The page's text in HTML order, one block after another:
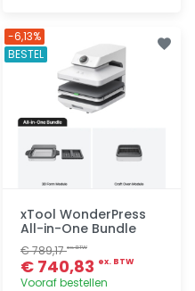
xTool WonderPress
All-in-One Bundle
€ 789,17ex. BTW
€ 740,83 ex. BTW
Vooraf bestellen
-6,13%
BESTEL